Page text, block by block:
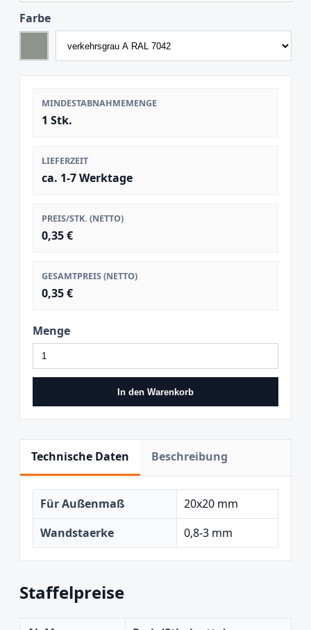
Farbe
MINDESTABNAHMEMENGE
1 Stk.
LIEFERZEIT
ca. 1-7 Werktage
PREIS/STK. (NETTO)
0,35 €
GESAMTPREIS (NETTO)
0,35 €
Menge
In den Warenkorb
Technische Daten Beschreibung
Für Außenmaß
20x20 mm
Wandstaerke
0,8-3 mm
Staffelpreise